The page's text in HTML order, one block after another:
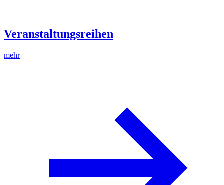
Veranstaltungsreihen
mehr